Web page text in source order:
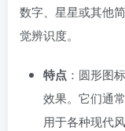
数字、星星或其他
觉辨识度。
特点 ：圆形图
效果。它们通
用于各种现代